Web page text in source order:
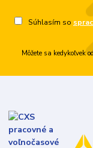
Súhlasím so
Môžete sa